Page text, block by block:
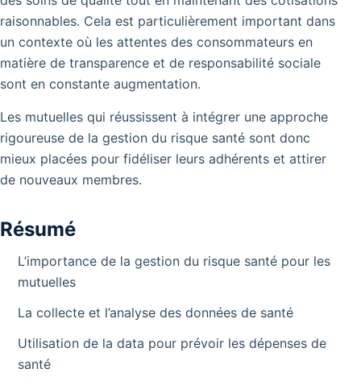
raisonnables. Cela est particulièrement important dans
un contexte où les attentes des consommateurs en
matière de transparence et de responsabilité sociale
sont en constante augmentation.
Les mutuelles qui réussissent à intégrer une approche
rigoureuse de la gestion du risque santé sont donc
mieux placées pour fidéliser leurs adhérents et attirer
de nouveaux membres.
Résumé
L’importance de la gestion du risque santé pour les
mutuelles
La collecte et l’analyse des données de santé
Utilisation de la data pour prévoir les dépenses de
santé